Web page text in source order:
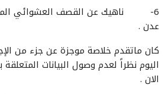
6- ناهيك عن القصف العشوائي
عدن .
كان ماتقدم خلاصة موجزة عن جزء من
اليوم نظراً لعدم وصول البيانات
الان .